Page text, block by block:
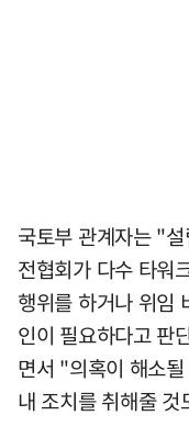
국토부 관계자는 "
전협회가 다수 타워
행위를 하거나 위임
인이 필요하다고 판
면서 "의혹이 해소
내 조치를 취해줄